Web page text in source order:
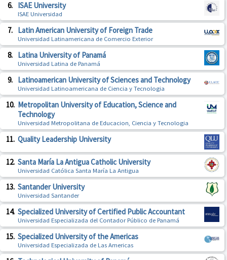
6. ISAE University
ISAE Universidad
7. Latin American University of Foreign Trade
Universidad Latinamericana de Comercio Exterior
8. Latina University of Panamá
Universidad Latina de Panamá
9. Latinoamerican University of Sciences and Technology
Universidad Latinoamericana de Ciencia y Tecnologia
10. Metropolitan University of Education, Science and
Technology
Universidad Metropolitana de Educacion, Ciencia y Tecnologia
11. Quality Leadership University
12. Santa María La Antigua Catholic University
Universidad Católica Santa María La Antigua
13. Santander University
Universidad Santander
14. Specialized University of Certified Public Accountant
Universidad Especializada del Contador Público de Panamá
15. Specialized University of the Americas
Universidad Especializada de Las Americas